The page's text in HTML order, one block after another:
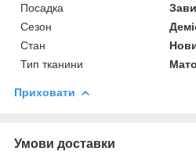
Посадка
Сезон
Стан
Тип тканини
Приховати
Умови доставки